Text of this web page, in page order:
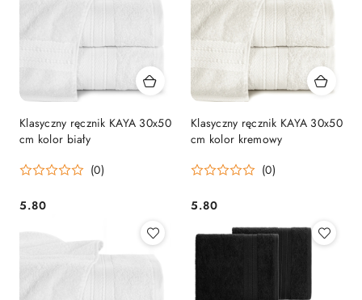
Klasyczny ręcznik KAYA 30x50
cm kolor biały
(0)
Cena:
5.80
Klasyczny ręcznik KAYA 30x50
cm kolor kremowy
(0)
Cena:
5.80